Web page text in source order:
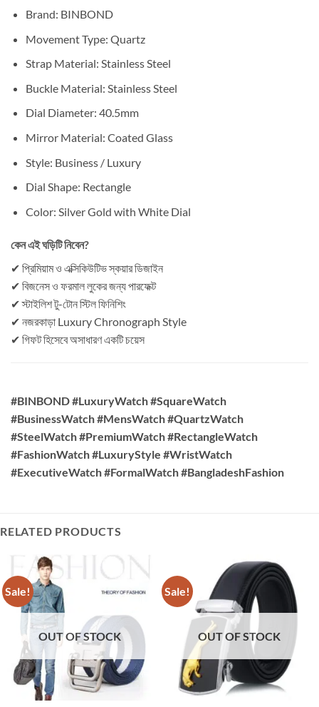
Brand: BINBOND
Movement Type: Quartz
Strap Material: Stainless Steel
Buckle Material: Stainless Steel
Dial Diameter: 40.5mm
Mirror Material: Coated Glass
Style: Business / Luxury
Dial Shape: Rectangle
Color: Silver Gold with White Dial
কেন এই ঘড়িটি নিবেন?
✔ প্রিমিয়াম ও এক্সিকিউটিভ স্কয়ার ডিজাইন
✔ বিজনেস ও ফরমাল লুকের জন্য পারফেক্ট
✔ স্টাইলিশ টু-টোন স্টিল ফিনিশিং
✔ নজরকাড়া Luxury Chronograph Style
✔ গিফট হিসেবে অসাধারণ একটি চয়েস
#BINBOND #LuxuryWatch #SquareWatch
#BusinessWatch #MensWatch #QuartzWatch
#SteelWatch #PremiumWatch #RectangleWatch
#FashionWatch #LuxuryStyle #WristWatch
#ExecutiveWatch #FormalWatch #BangladeshFashion
RELATED PRODUCTS
Sale!
OUT OF STOCK
Sale!
OUT OF STOCK